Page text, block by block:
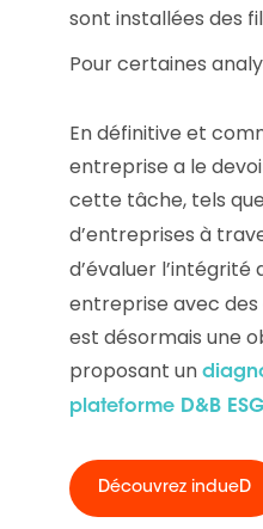
sont installées des
Pour certaines
En définitive et
entreprise a le
cette tâche, tels
d’entreprises à
d’évaluer l’intégrité
entreprise avec des
est désormais une
proposant un
plateforme D&B ESG
Découvrez indueD